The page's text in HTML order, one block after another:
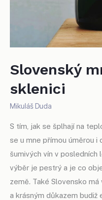
Slovenský
sklenici
Mikuláš Duda
S tím, jak se šplhají na
se u mne přímou úměrou i
šumivých vín v posledních
výběr je pestrý a je co
země. Také Slovensko
a krásným důkazem budiž